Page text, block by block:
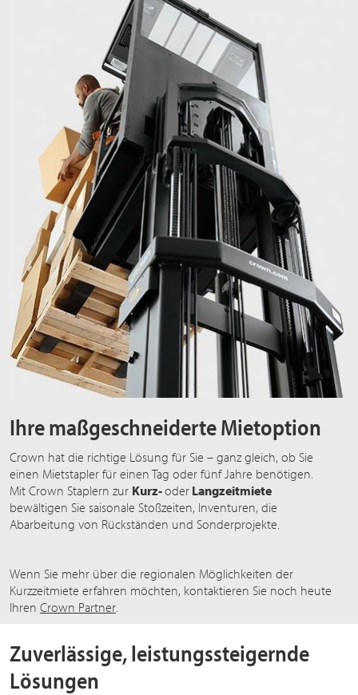
Ihre maßgeschneiderte Mietoption
Crown hat die richtige Lösung für Sie – ganz gleich, ob Sie
einen Mietstapler für einen Tag oder fünf Jahre benötigen.
Mit Crown Staplern zur Kurz-oder Langzeitmiete
bewältigen Sie saisonale Stoßzeiten, Inventuren, die
Abarbeitung von Rückständen und Sonderprojekte.
Wenn Sie mehr über die regionalen Möglichkeiten der
Kurzzeitmiete erfahren möchten, kontaktieren Sie noch heute
Ihren Crown Partner
Zuverlässige, leistungssteigernde
Lösungen